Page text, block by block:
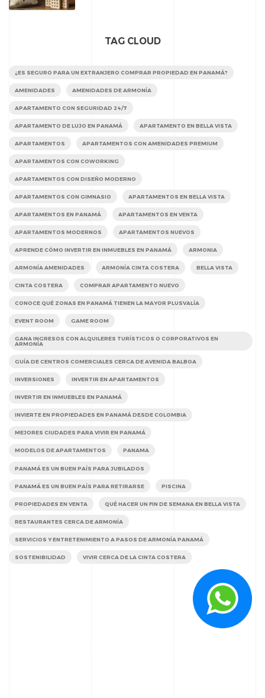
TAG CLOUD
¿ES SEGURO PARA UN EXTRANJERO COMPRAR PROPIEDAD EN PANAMÁ?
AMENIDADES AMENIDADES DE ARMONÍA
APARTAMENTO CON SEGURIDAD 24/7
APARTAMENTO DE LUJO EN PANAMÁ APARTAMENTO EN BELLA VISTA
APARTAMENTOS APARTAMENTOS CON AMENIDADES PREMIUM
APARTAMENTOS CON COWORKING
APARTAMENTOS CON DISEÑO MODERNO
APARTAMENTOS CON GIMNASIO APARTAMENTOS EN BELLA VISTA
APARTAMENTOS EN PANAMÁ APARTAMENTOS EN VENTA
APARTAMENTOS MODERNOS APARTAMENTOS NUEVOS
APRENDE CÓMO INVERTIR EN INMUEBLES EN PANAMÁ ARMONIA
ARMONÍA AMENIDADES ARMONÍA CINTA COSTERA BELLA VISTA
CINTA COSTERA COMPRAR APARTAMENTO NUEVO
CONOCE QUÉ ZONAS EN PANAMÁ TIENEN LA MAYOR PLUSVALÍA
EVENT ROOM GAME ROOM
GANA INGRESOS CON ALQUILERES TURÍSTICOS O CORPORATIVOS EN
ARMONÍA
GUÍA DE CENTROS COMERCIALES CERCA DE AVENIDA BALBOA
INVERSIONES INVERTIR EN APARTAMENTOS
INVERTIR EN INMUEBLES EN PANAMÁ
INVIERTE EN PROPIEDADES EN PANAMÁ DESDE COLOMBIA
MEJORES CIUDADES PARA VIVIR EN PANAMÁ
MODELOS DE APARTAMENTOS PANAMA
PANAMÁ ES UN BUEN PAÍS PARA JUBILADOS
PANAMÁ ES UN BUEN PAÍS PARA RETIRARSE PISCINA
PROPIEDADES EN VENTA QUÉ HACER UN FIN DE SEMANA EN BELLA VISTA
RESTAURANTES CERCA DE ARMONÍA
SERVICIOS Y ENTRETENIMIENTO A PASOS DE ARMONÍA PANAMÁ
SOSTENIBILIDAD VIVIR CERCA DE LA CINTA COSTERA